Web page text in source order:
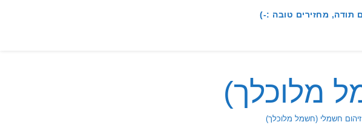
תודה, מחזירים טובה :-)
מלוכלך)
זיהום חשמלי (חשמל מלוכלך)